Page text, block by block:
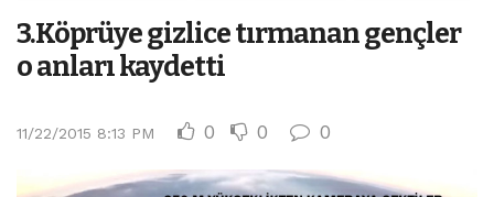
3.Köprüye gizlice tırmanan gençler
o anları kaydetti
11/22/2015 8:13 PM 0 0 0